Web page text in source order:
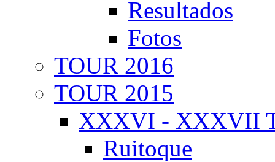
Resultados
Fotos
TOUR 2016
TOUR 2015
XXXVI - XXXVII
Ruitoque